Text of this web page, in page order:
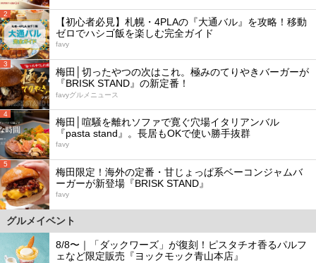
2
【初心者必見】札幌・4PLAの『大通バル』を攻略！移動
ゼロでハシゴ飯を楽しむ完全ガイド
favy
3
梅田│切ったやつの次はこれ。極みのてりやきバーガーが
『BRISK STAND』の新定番！
favyグルメニュース
4
梅田│喧騒を離れソファで寛ぐ穴場イタリアンバル
『pasta stand』。長居もOKで使い勝手抜群
favy
5
梅田限定！海外の定番・甘じょっぱ系ベーコンジャムバ
ーガーが新登場『BRISK STAND』
favy
グルメイベント
8/8〜｜「ダックワーズ」が復刻！ピスタチオ香るパルフ
ェなど限定販売『ヨックモック青山本店』